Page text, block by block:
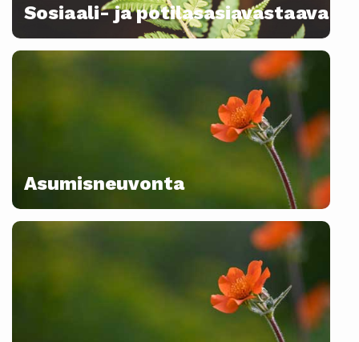
Sosiaali- ja potilasasiavastaava
Asumisneuvonta